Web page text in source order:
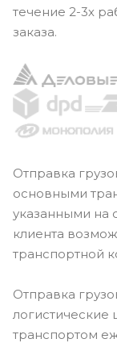
течение 2-3х
заказа.
Отправка
основными
указанными на
клиента
транспортной
Отправка
логистические
транспортом